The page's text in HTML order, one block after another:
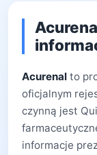
Acurenal to
oficjalnym
czynną jest
informacje